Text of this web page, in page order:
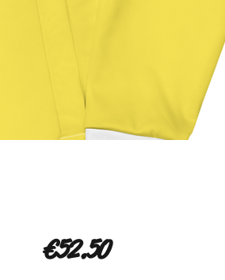
€52.50Price